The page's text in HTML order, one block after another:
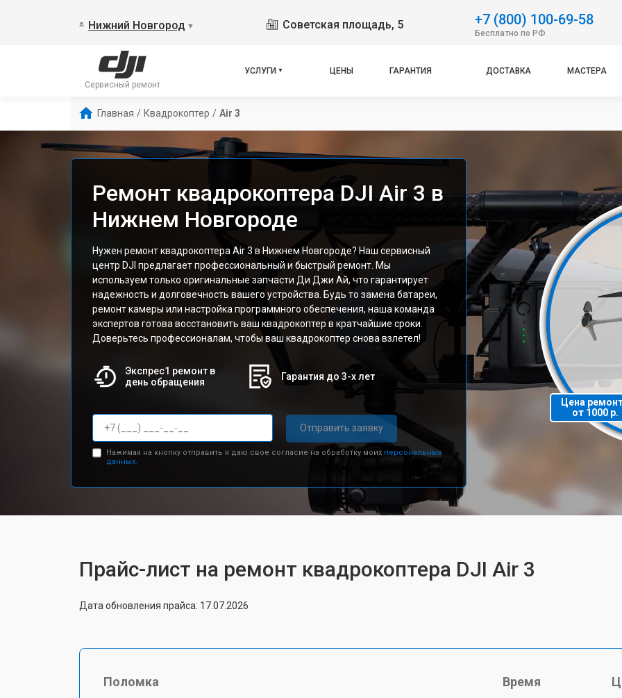
Нижний Новгород ▼ Советская площадь, 5 +7 (800) 100-69-58
Бесплатно по РФ
Сервисный ремонт
УСЛУГИ ЦЕНЫ ГАРАНТИЯ ДОСТАВКА МАСТЕРА
Главная / Квадрокоптер / Air 3
Ремонт квадрокоптера DJI Air 3 в
Нижнем Новгороде
Нужен ремонт квадрокоптера Air 3 в Нижнем Новгороде? Наш сервисный
центр DJI предлагает профессиональный и быстрый ремонт. Мы
используем только оригинальные запчасти Ди Джи Ай, что гарантирует
надежность и долговечность вашего устройства. Будь то замена батареи,
ремонт камеры или настройка программного обеспечения, наша команда
экспертов готова восстановить ваш квадрокоптер в кратчайшие сроки.
Доверьтесь профессионалам, чтобы ваш квадрокоптер снова взлетел!
Экспрес1 ремонт в
день обращения
Гарантия до 3-х лет
Отправить заявку
Нажимая на кнопку отправить я даю свое согласие на обработку моих персональных
данных.
Цена
от 1000 р.
Прайс-лист на ремонт квадрокоптера DJI Air 3
Дата обновления прайса: 17.07.2026
Поломка Время